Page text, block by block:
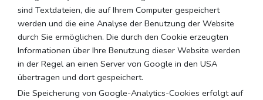
sind Textdateien, die auf Ihrem Computer gespeichert
werden und die eine Analyse der Benutzung der Website
durch Sie ermöglichen. Die durch den Cookie erzeugten
Informationen über Ihre Benutzung dieser Website werden
in der Regel an einen Server von Google in den USA
übertragen und dort gespeichert.
Die Speicherung von Google-Analytics-Cookies erfolgt auf